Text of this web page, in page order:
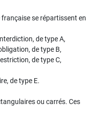
se répartissent en
de type A,
de type B,
de type C,
de type E.
ou carrés. Ces